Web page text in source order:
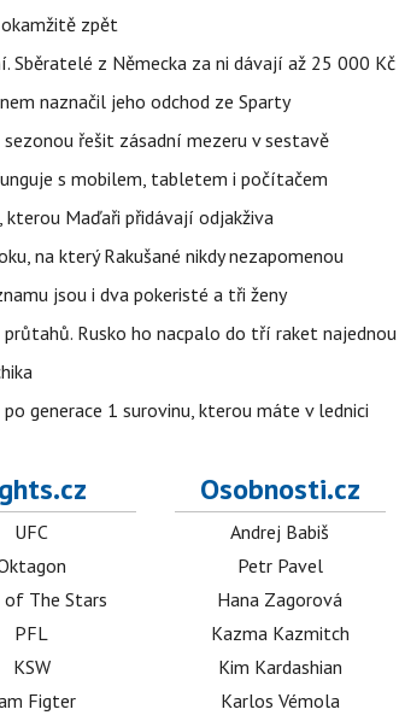
zpět
Sběratelé z Německa za ni dávají až 25 000 Kč
naznačil jeho odchod ze Sparty
řešit zásadní mezeru v sestavě
s mobilem, tabletem i počítačem
kterou Maďaři přidávají odjakživa
na který Rakušané nikdy nezapomenou
jsou i dva pokeristé a tři ženy
Rusko ho nacpalo do tří raket najednou
generace 1 surovinu, kterou máte v lednici
UFC
of The Stars
PFL
KSW
Figter
Osobnosti.cz
Andrej Babiš
Petr Pavel
Hana Zagorová
Kazma Kazmitch
Kim Kardashian
Karlos Vémola